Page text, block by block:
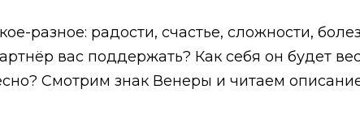
разное: радости, счастье, сложности,
вас поддержать? Как себя он будет
Смотрим знак Венеры и читаем